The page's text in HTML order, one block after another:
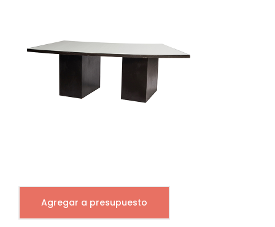
Agregar a presupuesto